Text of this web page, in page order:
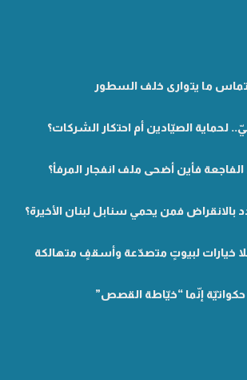
ما يتوارى خلف السطور
لحماية الصيّادين أم احتكار الشركات؟
فأين أضحى ملف انفجار المرفأ؟
بالانقراض فمن يحمي سنابل لبنان الأخيرة؟
خيارات لبيوتٍ متصدّعة وأسقفٍ متهالكة
إنّما “خيّاطة القصص”